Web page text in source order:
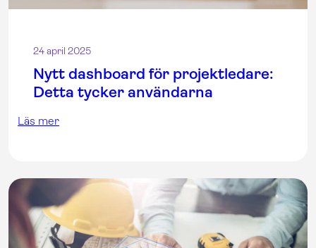
24 april 2025
Nytt dashboard för projektledare:
Detta tycker användarna
Läs mer